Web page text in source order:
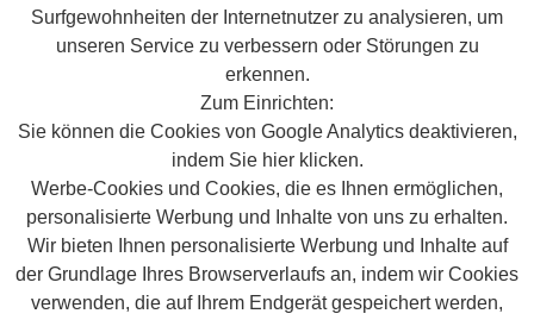
Surfgewohnheiten der Internetnutzer zu analysieren, um
unseren Service zu verbessern oder Störungen zu
erkennen.
Zum Einrichten:
Sie können die Cookies von Google Analytics deaktivieren,
indem Sie hier klicken.
Werbe-Cookies und Cookies, die es Ihnen ermöglichen,
personalisierte Werbung und Inhalte von uns zu erhalten.
Wir bieten Ihnen personalisierte Werbung und Inhalte auf
der Grundlage Ihres Browserverlaufs an, indem wir Cookies
verwenden, die auf Ihrem Endgerät gespeichert werden,